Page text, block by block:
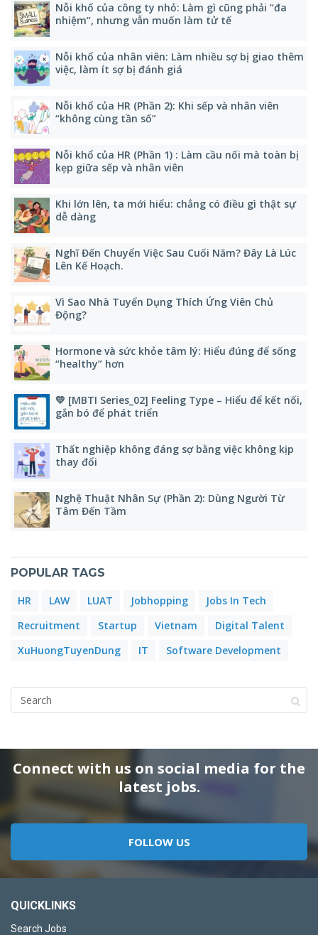
Nỗi khổ của công ty nhỏ: Làm gì cũng phải “đa
nhiệm”, nhưng vẫn muốn làm tử tế
Nỗi khổ của nhân viên: Làm nhiều sợ bị giao thêm
việc, làm ít sợ bị đánh giá
Nỗi khổ của HR (Phần 2): Khi sếp và nhân viên
“không cùng tần số”
Nỗi khổ của HR (Phần 1) : Làm cầu nối mà toàn bị
kẹp giữa sếp và nhân viên
Khi lớn lên, ta mới hiểu: chẳng có điều gì thật sự
dễ dàng
Nghĩ Đến Chuyển Việc Sau Cuối Năm? Đây Là Lúc
Lên Kế Hoạch.
Vì Sao Nhà Tuyển Dụng Thích Ứng Viên Chủ
Động?
Hormone và sức khỏe tâm lý: Hiểu đúng để sống
“healthy” hơn
💛 [MBTI Series_02] Feeling Type – Hiểu để kết nối,
gắn bó để phát triển
Thất nghiệp không đáng sợ bằng việc không kịp
thay đổi
Nghệ Thuật Nhân Sự (Phần 2): Dùng Người Từ
Tâm Đến Tầm
POPULAR TAGS
HR LAW LUAT Jobhopping
Jobs In Tech
Recruitment
Startup Vietnam
Digital Talent
XuHuongTuyenDung
IT Software Development
Connect with us on social media for the
latest jobs.
FOLLOW US
QUICKLINKS
Search Jobs